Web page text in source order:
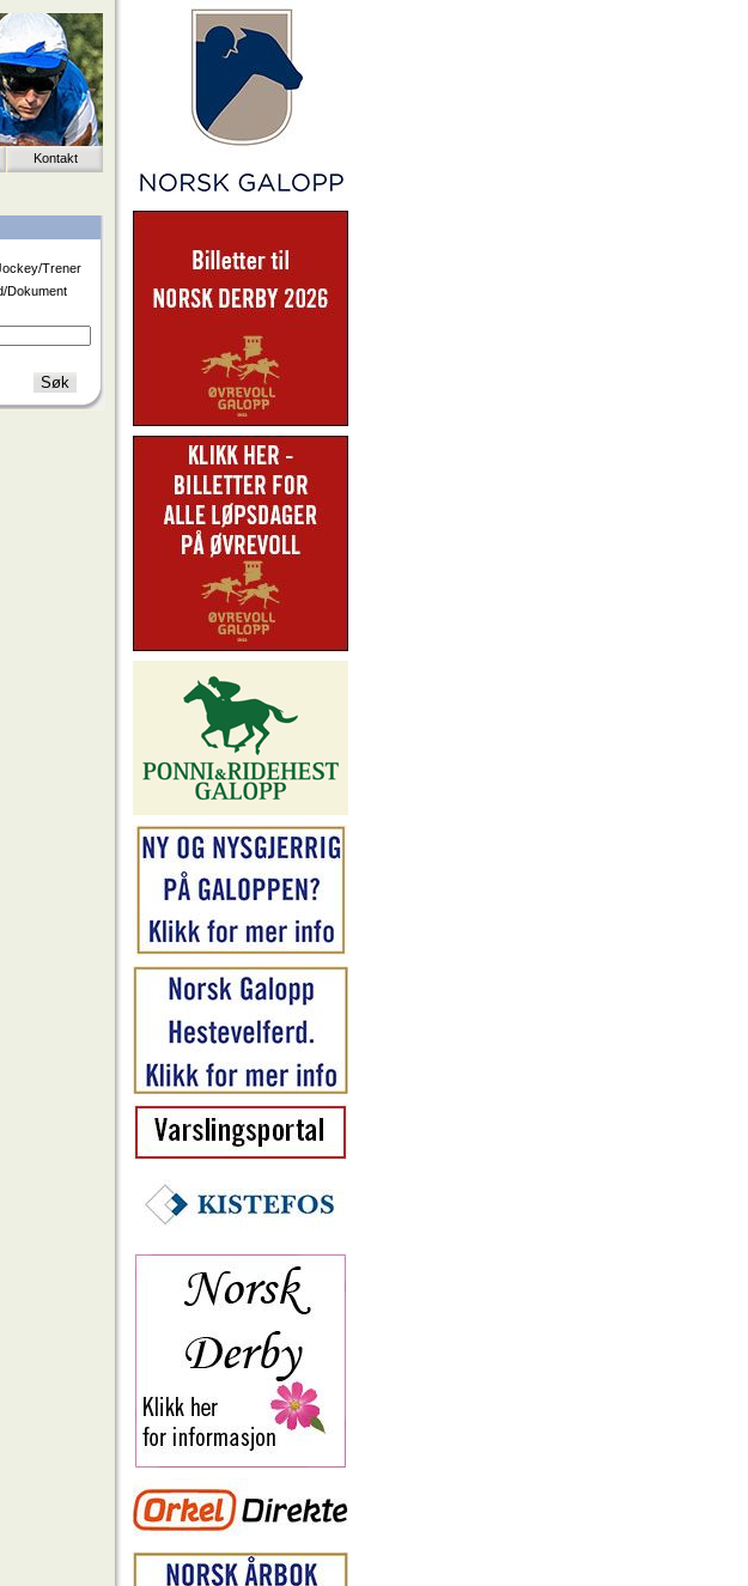
Kontakt
Trener
Dokument